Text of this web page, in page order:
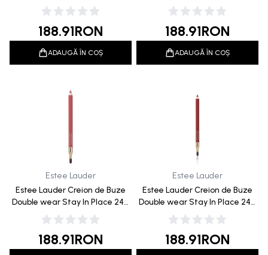
17 Mauve 1.2g
188.91RON
ADAUGĂ ÎN COȘ
16 Plum 1.2g
188.91RON
ADAUGĂ ÎN COȘ
Estee Lauder
Estee Lauder Creion de Buze
Double wear Stay In Place 24H
15 Blush 1.2g
188.91RON
Estee Lauder
Estee Lauder Creion de Buze
Double wear Stay In Place 24H
14 Rose 1.2g
188.91RON